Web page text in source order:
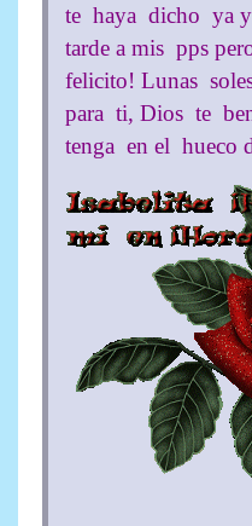
te haya dicho ya
tarde a mis pps
felicito! Lunas
para ti, Dios te
tenga en el hueco